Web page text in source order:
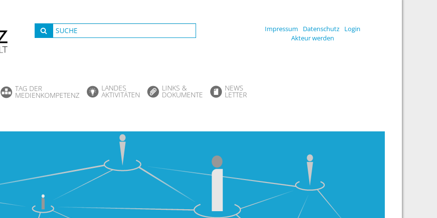
Impressum Datenschutz
Login
Akteur werden
TAG DER
MEDIENKOMPETENZ
LANDES
AKTIVITÄTEN
LINKS &
DOKUMENTE
NEWS
LETTER